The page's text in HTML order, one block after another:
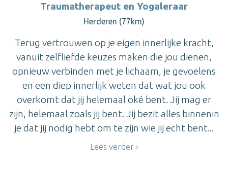
Traumatherapeut en Yogaleraar
Herderen (77km)
Terug vertrouwen op je eigen innerlijke kracht,
vanuit zelfliefde keuzes maken die jou dienen,
opnieuw verbinden met je lichaam, je gevoelens
en een diep innerlijk weten dat wat jou ook
overkomt dat jij helemaal oké bent. Jij mag er
zijn, helemaal zoals jij bent. Jij bezit alles binnenin
je dat jij nodig hebt om te zijn wie jij echt bent...
Lees verder